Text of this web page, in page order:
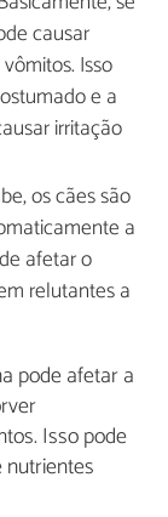
causar
Isso
e a
irritação
os cães são
a
afetar o
relutantes a
pode afetar a
Isso pode